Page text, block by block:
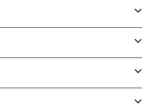
ス
グパンツ
フ